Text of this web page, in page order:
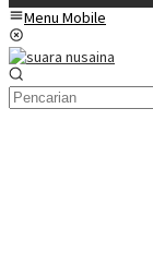
Menu Mobile